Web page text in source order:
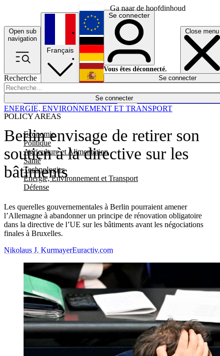
Ga naar de hoofdinhoud
Open sub
navigation
Close menu
Recherche
Se connecter
POLICY AREAS
Economie
Politique
Agriculture et Alimentation
Santé
Technologies
Energie, Environnement et Transport
Défense
Économie
Français
English
Deutsch
Español
Se connecter
Vous êtes déconnecté.
Se connecter
Berlin envisage de retirer son
soutien à la directive sur les
bâtiments
Les querelles gouvernementales à Berlin pourraient amener
l’Allemagne à abandonner un principe de rénovation obligatoire
dans la directive de l’UE sur les bâtiments avant les négociations
finales à Bruxelles.
ENERGIE, ENVIRONNEMENT ET TRANSPORT
Nikolaus J. KurmayerEuractiv.com